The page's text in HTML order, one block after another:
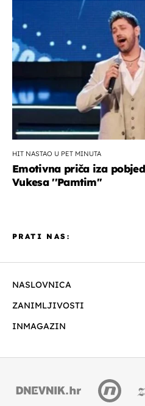
HIT NASTAO U PET MINUTA
Emotivna priča iza
Vukesa ''Pamtim''
NASLOVNICA
ZANIMLJIVOSTI
INMAGAZIN
PRATI NAS: